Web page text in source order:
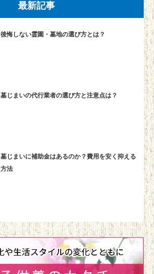
最新記事
後悔しない霊園・墓地の選び方とは？
墓じまいの代行業者の選び方と注意点は？
墓じまいに補助金はあるのか？費用を安く抑える
方法